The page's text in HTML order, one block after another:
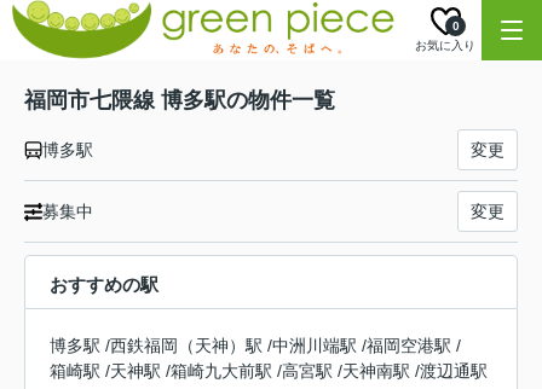
お気に入り
0
福岡市七隈線 博多駅の物件一覧
博多駅 変更
募集中 変更
おすすめの駅
博多駅 /西鉄福岡（天神）駅 /中洲川端駅 /福岡空港駅 /
箱崎駅 /天神駅 /箱崎九大前駅 /高宮駅 /天神南駅 /渡辺通駅